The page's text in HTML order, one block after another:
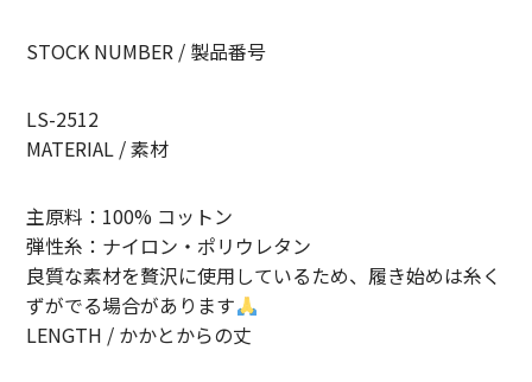
STOCK NUMBER / 製品番号
LS-2512
MATERIAL / 素材
主原料：100% コットン
弾性糸：ナイロン・ポリウレタン
良質な素材を贅沢に使用しているため、履き始めは糸く
ずがでる場合があります
LENGTH / かかとからの丈